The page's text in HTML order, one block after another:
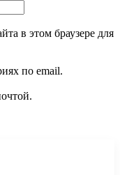
в этом браузере для
по email.